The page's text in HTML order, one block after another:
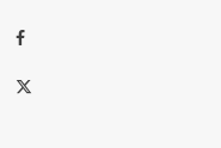
Facebook
Twitter